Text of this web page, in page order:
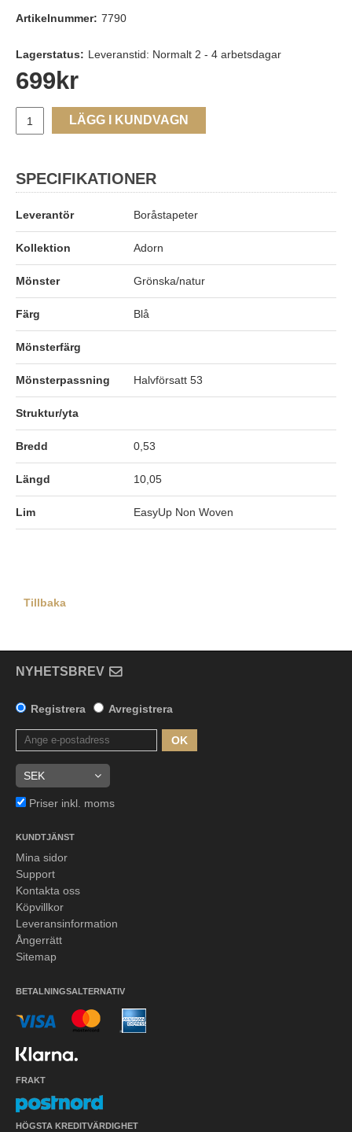
Artikelnummer: 7790
Lagerstatus: Leveranstid: Normalt 2 - 4 arbetsdagar
699 kr
LÄGG I KUNDVAGN
SPECIFIKATIONER
Leverantör Boråstapeter
Kollektion Adorn
Mönster Grönska/natur
Färg Blå
Mönsterfärg
Mönsterpassning Halvförsatt 53
Struktur/yta
Bredd 0,53
Längd 10,05
Lim EasyUp Non Woven
Tillbaka
NYHETSBREV
Registrera Avregistrera
OK
Priser inkl. moms
KUNDTJÄNST
Mina sidor
Support
Kontakta oss
Köpvillkor
Leveransinformation
Ångerrätt
Sitemap
BETALNINGSALTERNATIV
FRAKT
HÖGSTA KREDITVÄRDIGHET